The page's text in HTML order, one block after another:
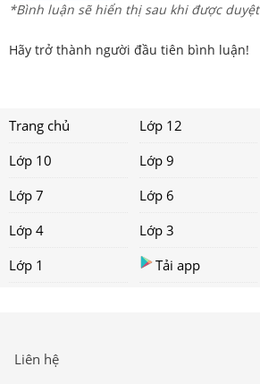
*Bình luận sẽ hiển thị sau khi được duyệt
Hãy trở thành người đầu tiên bình luận!
Trang chủ Lớp 12
Lớp 10
Lớp 9
Lớp 7
Lớp 6
Lớp 4
Lớp 3
Lớp 1
Tải app
Liên hệ